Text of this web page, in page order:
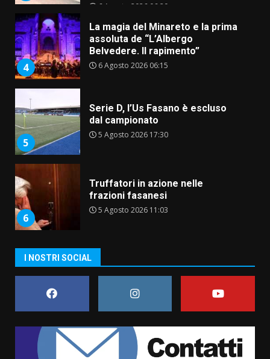
6 Agosto 2026 06:20
4
La magia del Minareto e la prima
assoluta de “L’Albergo
Belvedere. Il rapimento”
6 Agosto 2026 06:15
5
Serie D, l’Us Fasano è escluso
dal campionato
5 Agosto 2026 17:30
6
Truffatori in azione nelle
frazioni fasanesi
5 Agosto 2026 11:03
al Prefetto: “Noi cittadini di
serie B”
5 Agosto 2026 06:15
Carta d’identità: continua il piano
di aperture straordinarie del
Comune di Fasano
I NOSTRI SOCIAL